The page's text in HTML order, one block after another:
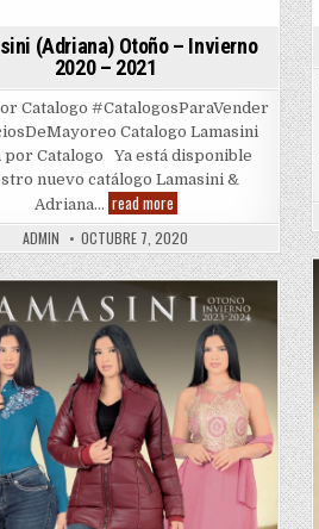
(Adriana) Otoño – Invierno
2020 – 2021
Catalogo #CatalogosParaVender
Catalogo Lamasini
por Catalogo Ya está disponible
nuevo catálogo Lamasini &
Adriana… read moreLamasini
(Adriana)
Otoño
–
Invierno
2020
–
2021
ADMIN OCTUBRE 7, 2020